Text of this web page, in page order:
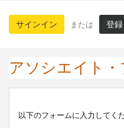
サインイン または 登録
アソシエイト
以下のフォームに入力してく